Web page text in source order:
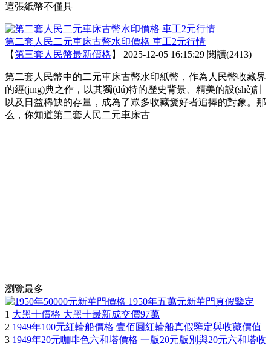
這張紙幣不僅具
第二套人民二元車床古幣水印價格 車工2元行情
【第三套人民幣最新價格 】 2025-12-05 16:15:29 閱讀(2413)
第二套人民幣中的二元車床古幣水印紙幣，作為人民幣收藏界
的經(jīng)典之作，以其獨(dú)特的歷史背景、精美的設(shè)計
以及日益稀缺的存量，成為了眾多收藏愛好者追捧的對象。那
么，你知道第二套人民二元車床古
瀏覽最多
1 大黑十價格 大黑十最新成交價97萬
2 1949年100元紅輪船價格 壹佰圓紅輪船真假鑒定與收藏價值
3 1949年20元咖啡色六和塔價格 一版20元版別與20元六和塔收